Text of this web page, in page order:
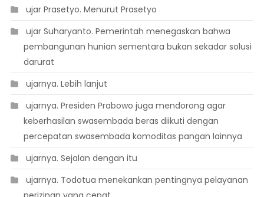
 ujar Prasetyo. Menurut Prasetyo
 ujar Suharyanto. Pemerintah menegaskan bahwa
pembangunan hunian sementara bukan sekadar solusi
darurat
 ujarnya. Lebih lanjut
 ujarnya. Presiden Prabowo juga mendorong agar
keberhasilan swasembada beras diikuti dengan
percepatan swasembada komoditas pangan lainnya
 ujarnya. Sejalan dengan itu
 ujarnya. Todotua menekankan pentingnya pelayanan